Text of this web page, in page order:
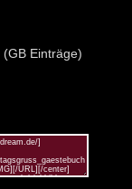
(GB Einträge)